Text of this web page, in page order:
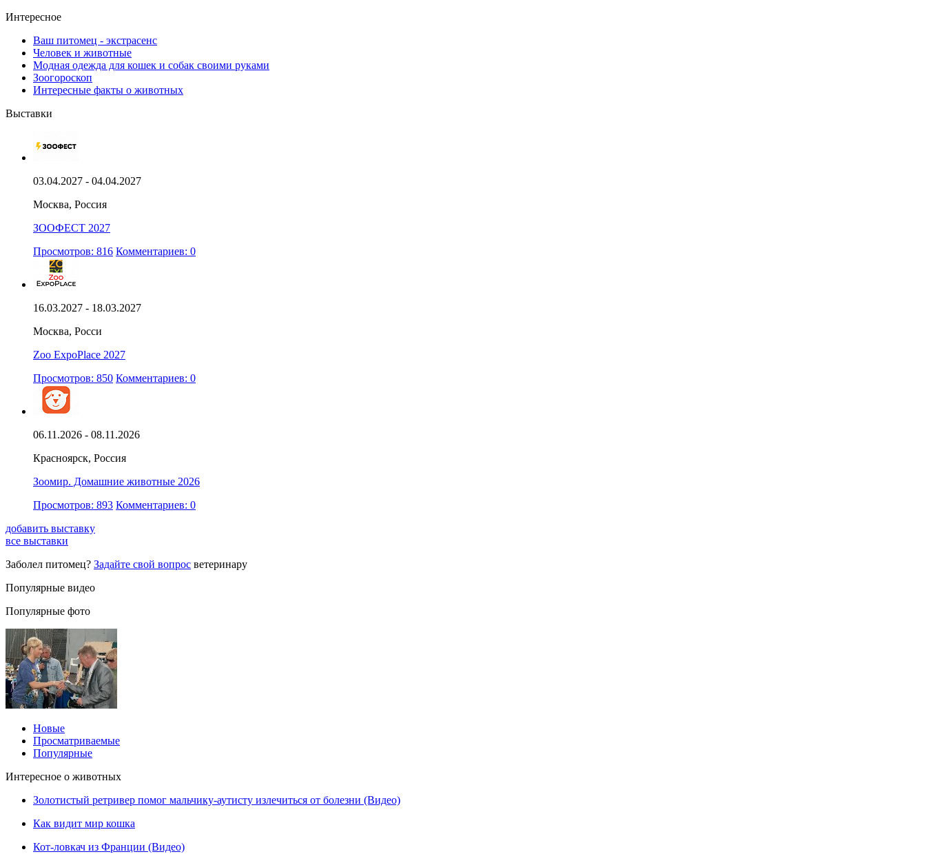
Интересное
Ваш питомец - экстрасенс
Человек и животные
Модная одежда для кошек и собак своими руками
Зоогороскоп
Интересные факты о животных
Выставки
03.04.2027 - 04.04.2027
Москва, Россия
ЗООФЕСТ 2027
Просмотров: 816 Комментариев: 0
16.03.2027 - 18.03.2027
Москва, Росси
Zoo ExpoPlace 2027
Просмотров: 850 Комментариев: 0
06.11.2026 - 08.11.2026
Красноярск, Россия
Зоомир. Домашние животные 2026
Просмотров: 893 Комментариев: 0
добавить выставку
все выставки
Заболел питомец? Задайте свой вопрос ветеринару
Популярные видео
Популярные фото
Новые
Просматриваемые
Популярные
Интересное о животных
Золотистый ретривер помог мальчику-аутисту излечиться от болезни (Видео)
Как видит мир кошка
Кот-ловкач из Франции (Видео)